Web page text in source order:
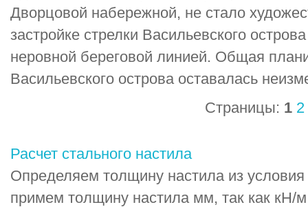
Дворцовой набережной, не стало
застройке стрелки Васильевского
неровной береговой линией. Общая
Васильевского острова оставалась
Страницы: 1 2
Расчет стального настила
Определяем толщину настила из
примем толщину настила мм, так как кН/